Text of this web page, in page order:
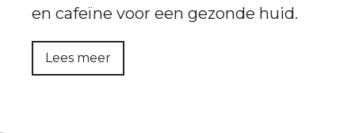
en cafeïne voor een gezonde huid.
Lees meer